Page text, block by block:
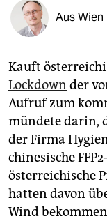
shop
fragen & hilfe
unterstützen
abo
genossenschaft
epaper login
Aus Wien
Kauft
Lockdown der
Aufruf zum
mündete darin,
der Firma
chinesische
österreichische
hatten davon
Wind